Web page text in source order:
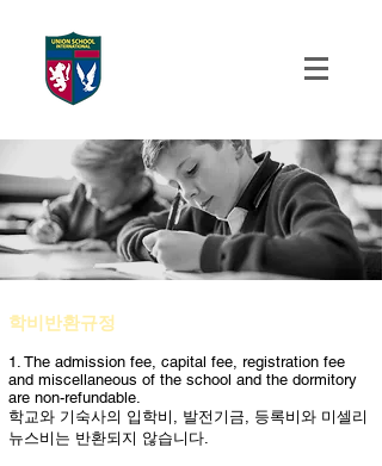
학비반환규정
1. The admission fee, capital fee, registration fee
and miscellaneous of the school and the dormitory
are non-refundable.
학교와 기숙사의 입학비, 발전기금, 등록비와 미셀리
뉴스비는 반환되지 않습니다.